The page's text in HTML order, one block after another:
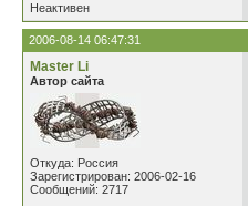
Неактивен
2006-08-14 06:47:31
Master Li
Автор сайта
Откуда: Россия
Зарегистрирован: 2006-02-16
Сообщений: 2717